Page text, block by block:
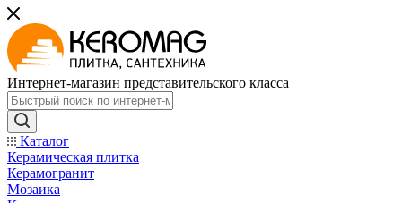
Интернет-магазин представительского класса
Каталог
Керамическая плитка
Керамогранит
Мозаика